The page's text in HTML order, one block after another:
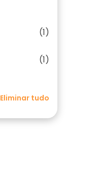
(1)
(1)
Eliminar tudo